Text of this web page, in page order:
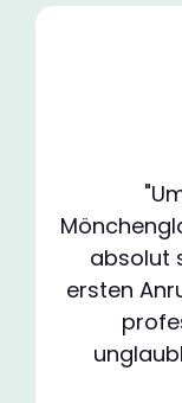
absolut
ersten